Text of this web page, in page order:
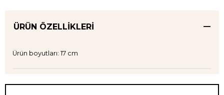
ÜRÜN ÖZELLIKLERI
Ürün boyutları: 17 cm